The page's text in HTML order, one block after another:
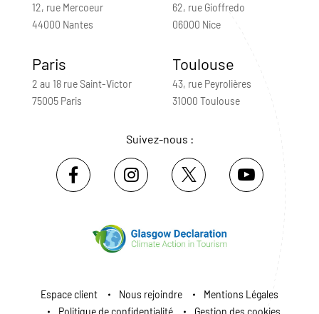
12, rue Mercoeur
44000 Nantes
62, rue Gioffredo
06000 Nice
Paris
2 au 18 rue Saint-Victor
75005 Paris
Toulouse
43, rue Peyrolières
31000 Toulouse
Suivez-nous :
Espace client Nous rejoindre
Mentions Légales
Politique de confidentialité
Gestion des cookies